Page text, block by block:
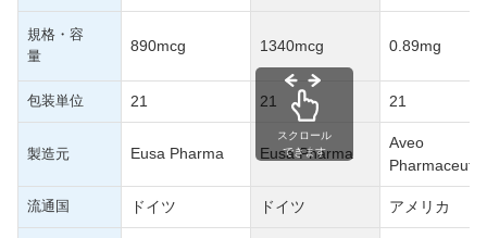
規格・容
量
890mcg 1340mcg 0.89mg
包装単位 21 21 21
製造元 Eusa Pharma Eusa Pharma
Aveo
流通国 ドイツ ドイツ アメリカ
スクロール
できます